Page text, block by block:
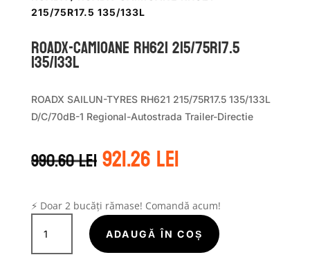
215/75R17.5 135/133L
ROADX-CAMIOANE RH621 215/75R17.5
135/133L
ROADX SAILUN-TYRES RH621 215/75R17.5 135/133L
D/C/70dB-1 Regional-Autostrada Trailer-Directie
990.60leiPrețul
inițial
fost:
990.60 lei.
921.26leiPrețul
curent
921.26 lei.
⚡ Doar 2 bucăți rămase! Comandă acum!
Cantitate
ROADX-
CAMIOANE
ADAUGĂ ÎN COȘ